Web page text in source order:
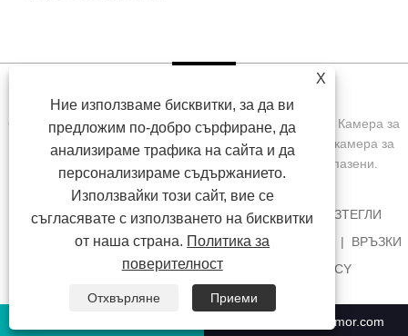
Copyright © 2022 Symor Instrument Equipment Co., Ltd. Камера за
изпитване на околната среда, електронен сух шкаф, камера за
изпитване на ускорено изветряне Всички права запазени.
У ДОМА ЗА НАС ПРОДУКТИ НОВИНИ
ИЗТЕГЛИ
ИЗПРАТЕТЕ ЗАПИТВАНЕ
СВЪРЖЕТЕ СЕ С НАС
ВРЪЗКИ
SITEMAP
RSS XML PRIVACY POLICY
X
Ние използваме бисквитки, за да ви
предложим по-добро сърфиране, да
анализираме трафика на сайта и да
персонализираме съдържанието.
Използвайки този сайт, вие се
съгласявате с използването на бисквитки
от наша страна. Политика за
поверителност
Отхвърляне
Приеми
sales@climatestsymor.com